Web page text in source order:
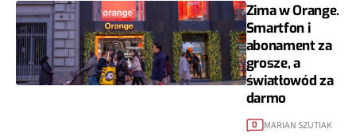
Zima w Orange.
Smartfon i
abonament za
grosze, a
światłowód za
darmo
0 MARIAN SZUTIAK